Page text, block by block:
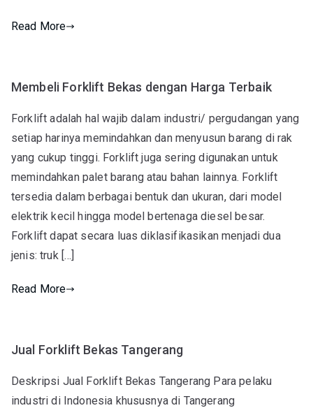
Read More
Membeli Forklift Bekas dengan Harga Terbaik
Forklift adalah hal wajib dalam industri/ pergudangan yang
setiap harinya memindahkan dan menyusun barang di rak
yang cukup tinggi. Forklift juga sering digunakan untuk
memindahkan palet barang atau bahan lainnya. Forklift
tersedia dalam berbagai bentuk dan ukuran, dari model
elektrik kecil hingga model bertenaga diesel besar.
Forklift dapat secara luas diklasifikasikan menjadi dua
jenis: truk […]
Read More
Jual Forklift Bekas Tangerang
Deskripsi Jual Forklift Bekas Tangerang Para pelaku
industri di Indonesia khususnya di Tangerang